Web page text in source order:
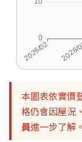
本圖表依實價
格仍會因屋況
員進一步了解。